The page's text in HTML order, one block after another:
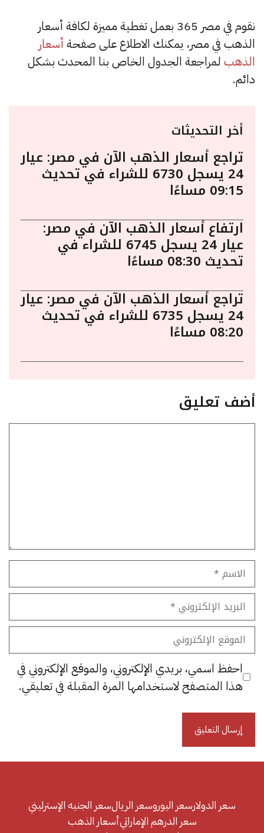
نقوم في مصر 365 بعمل تغطية مميزة لكافة أسعار
الذهب في مصر، يمكنك الاطلاع على صفحة أسعار
الذهب لمراجعة الجدول الخاص بنا المحدث بشكل
دائم.
أخر التحديثات
تراجع أسعار الذهب الآن في مصر: عيار
24 يسجل 6730 للشراء في تحديث
09:15 مساءًا
ارتفاع أسعار الذهب الآن في مصر:
عيار 24 يسجل 6745 للشراء في
تحديث 08:30 مساءًا
تراجع أسعار الذهب الآن في مصر: عيار
24 يسجل 6735 للشراء في تحديث
08:20 مساءًا
أضف تعليق
الاسم
البريد
الإلكتروني
الموقع
الإلكتروني
احفظ اسمي، بريدي الإلكتروني، والموقع الإلكتروني في
هذا المتصفح لاستخدامها المرة المقبلة في تعليقي.
سعر الدولارسعر اليوروسعر الريالسعر الجنيه الإسترليني
سعر الدرهم الإماراتيأسعار الذهب